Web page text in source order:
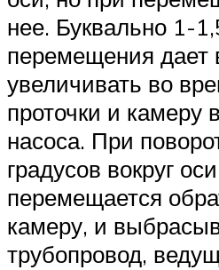
нее. Буквально 1-
перемещения дает
увеличивать во
проточки и камеру
насоса. При
градусов вокруг
перемещается
камеру, и
трубопровод,